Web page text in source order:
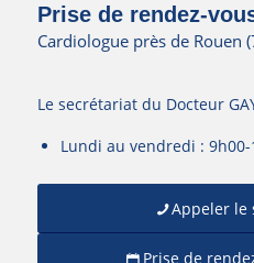
Prise de rendez-
Cardiologue près de Rouen
Le secrétariat du Docteur
Lundi au vendredi :
Appeler le
Prise de